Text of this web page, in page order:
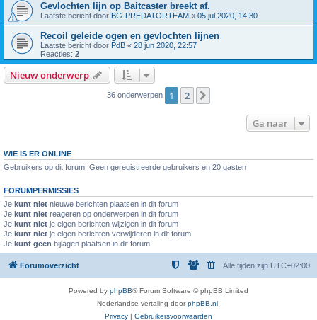
Gevlochten lijn op Baitcaster breekt af.
Laatste bericht door BG-PREDATORTEAM « 05 jul 2020, 14:30
Recoil geleide ogen en gevlochten lijnen
Laatste bericht door PdB « 28 jun 2020, 22:57
Reacties: 2
Nieuw onderwerp
36 onderwerpen 1 2
Ga naar
WIE IS ER ONLINE
Gebruikers op dit forum: Geen geregistreerde gebruikers en 20 gasten
FORUMPERMISSIES
Je kunt niet nieuwe berichten plaatsen in dit forum
Je kunt niet reageren op onderwerpen in dit forum
Je kunt niet je eigen berichten wijzigen in dit forum
Je kunt niet je eigen berichten verwijderen in dit forum
Je kunt geen bijlagen plaatsen in dit forum
Forumoverzicht Alle tijden zijn UTC+02:00
Powered by phpBB® Forum Software © phpBB Limited
Nederlandse vertaling doorphpBB.nl
Privacy | Gebruikersvoorwaarden